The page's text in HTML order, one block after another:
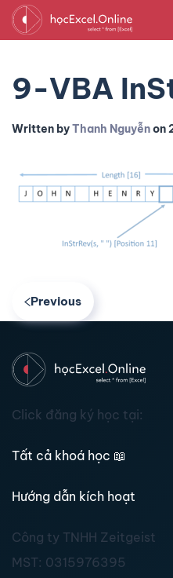
9-VBA
Written byThanh Nguyễnon
Previous
Click đăng ký học tại:
Tất cả khoá học 📖
Hướng dẫn kích hoạt
Công ty TNHH Zeitgeist
MST: 0315976395